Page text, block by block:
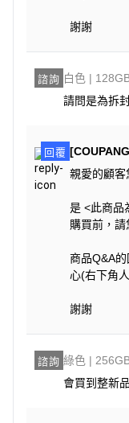
謝謝
諮詢 白色 |
請問是為拆
回覆
親愛的顧客
是 <此商品
購買前，請
商品Q&A
心(右下角
謝謝
諮詢 綠色 |
會買到整新